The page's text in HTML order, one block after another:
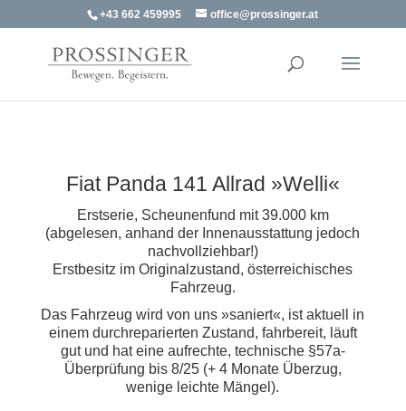
+43 662 459995 office@prossinger.at
Fiat Panda 141 Allrad »Welli«
Erstserie, Scheunenfund mit 39.000 km
(abgelesen, anhand der Innenausstattung jedoch
nachvollziehbar!)
Erstbesitz im Originalzustand, österreichisches
Fahrzeug.
Das Fahrzeug wird von uns »saniert«, ist aktuell in
einem durchreparierten Zustand, fahrbereit, läuft
gut und hat eine aufrechte, technische §57a-
Überprüfung bis 8/25 (+ 4 Monate Überzug,
wenige leichte Mängel).